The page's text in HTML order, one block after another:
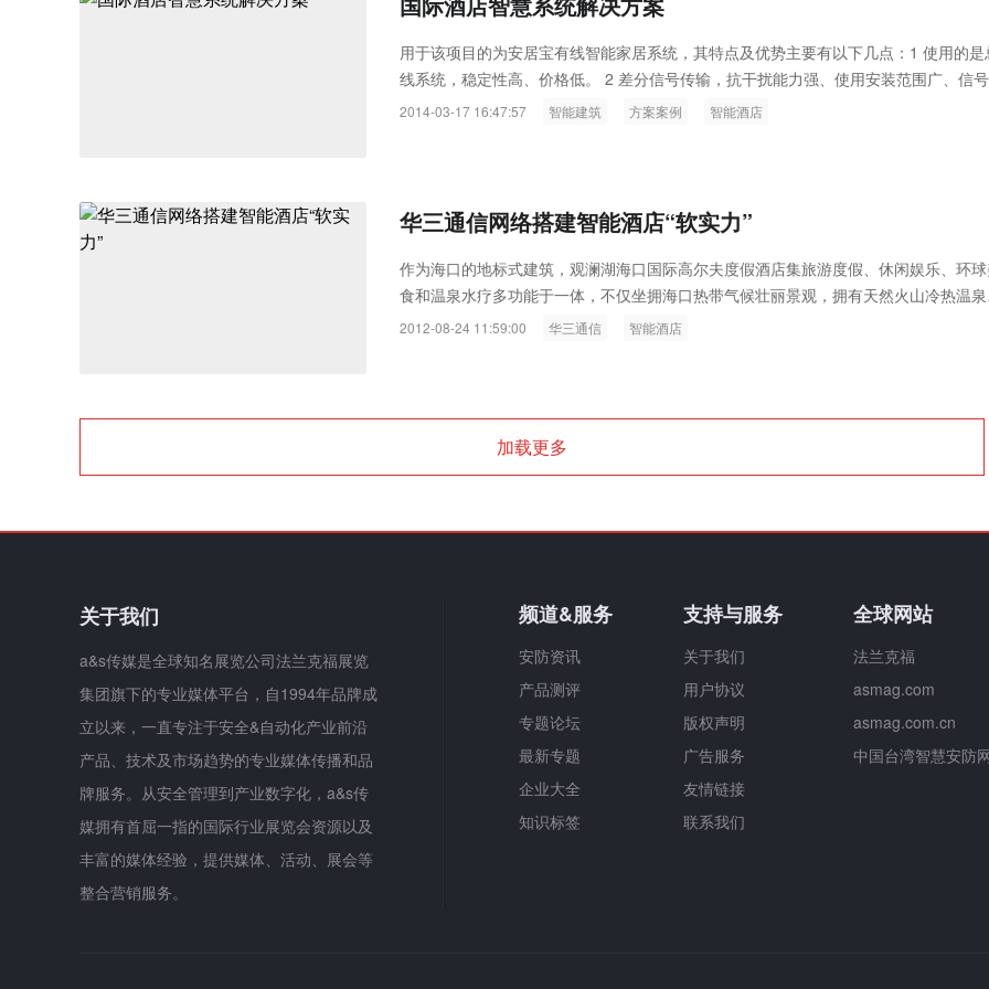
用于该项目的为安居宝有线智能家居系统，其特点及优势主要有以下几点：1 使用的是
线系统，稳定性高、价格低。 2 差分信号传输，抗干扰能力强、使用安装范围广、信
令延时现象很小。3 系统设计有红外转发器可实现对电视机和空调的无线操作。4 每个床
2014-03-17 16:47:57 智能建筑 方案案例 智能酒店
华三通信网络搭建智能酒店“软实力”
作为海口的地标式建筑，观澜湖海口国际高尔夫度假酒店集旅游度假、休闲娱乐、环
食和温泉水疗多功能于一体，不仅坐拥海口热带气候壮丽景观，拥有天然火山冷热温
源，更是国内首屈一指的世界级豪华度假式酒店。继被评为“全球最佳高尔夫度假胜
2012-08-24 11:59:00 华三通信 智能酒店
加载更多
关于我们
a&s传媒是全球知名展览公司法兰克福展览
集团旗下的专业媒体平台，自1994年品牌成
立以来，一直专注于安全&自动化产业前沿
产品、技术及市场趋势的专业媒体传播和品
牌服务。从安全管理到产业数字化，a&s传
媒拥有首屈一指的国际行业展览会资源以及
丰富的媒体经验，提供媒体、活动、展会等
整合营销服务。
频道&服务
安防资讯
产品测评
专题论坛
最新专题
企业大全
知识标签
支持与服务
关于我们
用户协议
版权声明
广告服务
友情链接
联系我们
全球网站
法兰克福
asmag.com
asmag.com.cn
中国台湾智慧安防